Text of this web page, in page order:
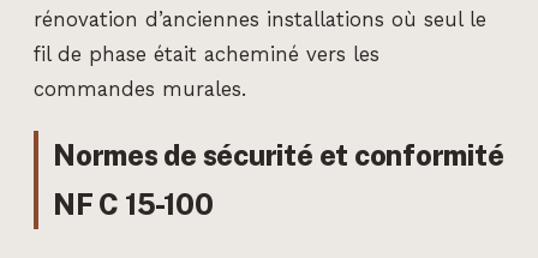
rénovation d’anciennes installations où seul le
fil de phase était acheminé vers les
commandes murales.
Normes de sécurité et conformité
NF C 15-100